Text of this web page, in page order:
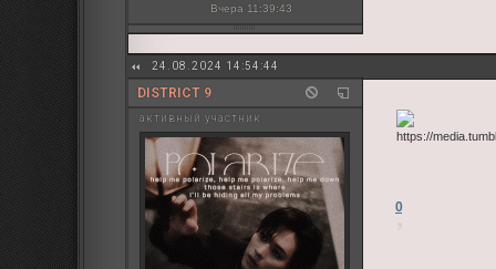
Вчера 11:39:43
24.08.2024 14:54:44
DISTRICT 9
активный участник
0